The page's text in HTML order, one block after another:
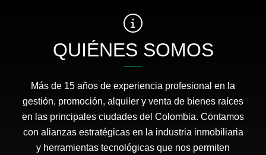
QUIÉNES SOMOS
Más de 15 años de experiencia profesional en la
gestión, promoción, alquiler y venta de bienes raíces
en las principales ciudades del Colombia. Contamos
con alianzas estratégicas en la industria inmobiliaria
y herramientas tecnológicas que nos permiten